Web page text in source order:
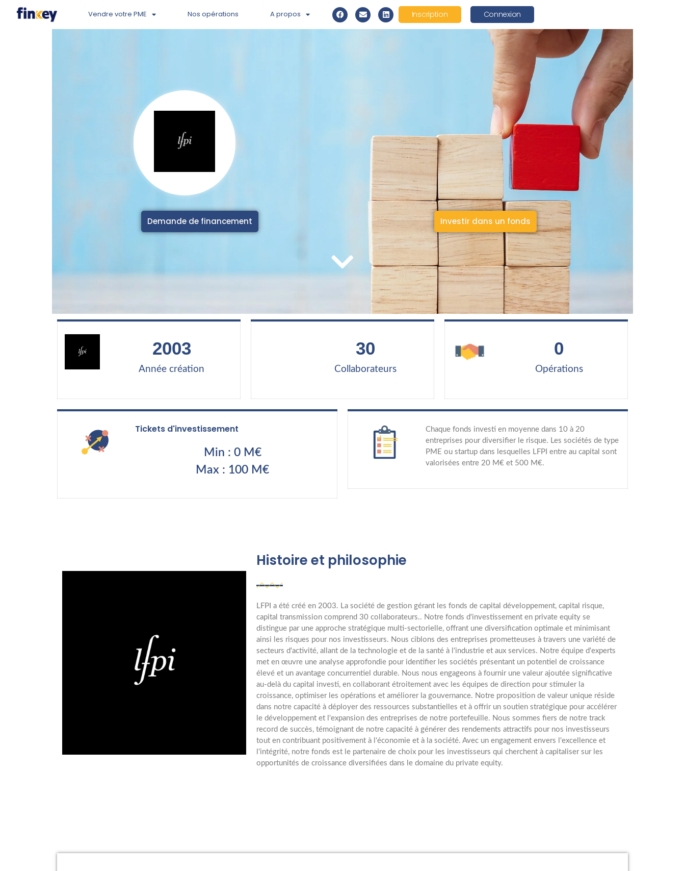
Vendre votre PME Nos opérations A propos Inscription Connexion
Demande de financement Investir dans un fonds
Année création
2003
Collaborateurs
30
Opérations
0
Tickets d'investissement
Min : 0 M€
Max : 100 M€
Chaque fonds investi en moyenne dans 10 à 20
entreprises pour diversifier le risque. Les sociétés de type
PME ou startup dans lesquelles LFPI entre au capital sont
valorisées entre 20 M€ et 500 M€.
Histoire et philosophie
LFPI a été créé en 2003. La société de gestion gérant les fonds de capital développement, capital risque,
capital transmission comprend 30 collaborateurs.. Notre fonds d'investissement en private equity se
distingue par une approche stratégique multi-sectorielle, offrant une diversification optimale et minimisant
ainsi les risques pour nos investisseurs. Nous ciblons des entreprises prometteuses à travers une variété de
secteurs d'activité, allant de la technologie et de la santé à l'industrie et aux services. Notre équipe d'experts
met en œuvre une analyse approfondie pour identifier les sociétés présentant un potentiel de croissance
élevé et un avantage concurrentiel durable. Nous nous engageons à fournir une valeur ajoutée significative
au-delà du capital investi, en collaborant étroitement avec les équipes de direction pour stimuler la
croissance, optimiser les opérations et améliorer la gouvernance. Notre proposition de valeur unique réside
dans notre capacité à déployer des ressources substantielles et à offrir un soutien stratégique pour accélérer
le développement et l'expansion des entreprises de notre portefeuille. Nous sommes fiers de notre track
record de succès, témoignant de notre capacité à générer des rendements attractifs pour nos investisseurs
tout en contribuant positivement à l'économie et à la société. Avec un engagement envers l'excellence et
l'intégrité, notre fonds est le partenaire de choix pour les investisseurs qui cherchent à capitaliser sur les
opportunités de croissance diversifiées dans le domaine du private equity.